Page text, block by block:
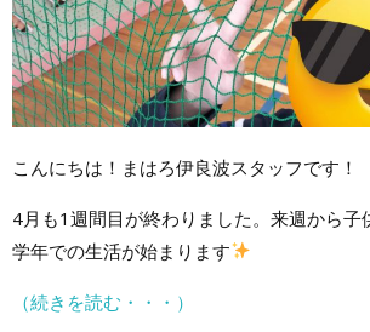
こんにちは！まはろ伊良波スタッフです！
4月も1週間目が終わりました。来週から子
学年での生活が始まります
（続きを読む・・・）